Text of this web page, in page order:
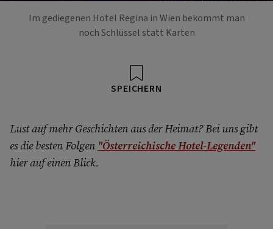
Im gediegenen Hotel Regina in Wien bekommt man
noch Schlüssel statt Karten
SPEICHERN
Lust auf mehr Geschichten aus der Heimat? Bei uns gibt
es die besten Folgen "Österreichische Hotel-Legenden"
hier auf einen Blick.